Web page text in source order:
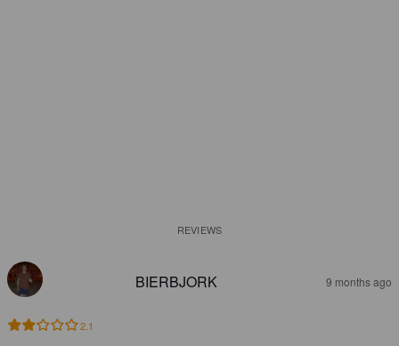
REVIEWS
BIERBJORK 9 months ago
2.1